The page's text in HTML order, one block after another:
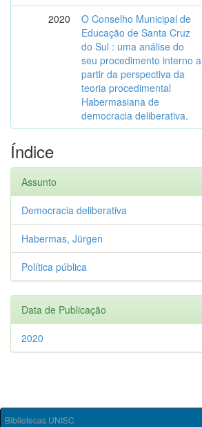
2020
O Conselho Municipal de
Educação de Santa Cruz
do Sul : uma análise do
seu procedimento interno a
partir da perspectiva da
teoria procedimental
Habermasiana de
democracia deliberativa.
Índice
Assunto
Democracia deliberativa
Habermas, Jürgen
Política pública
Data de Publicação
2020
Bibliotecas UNISC